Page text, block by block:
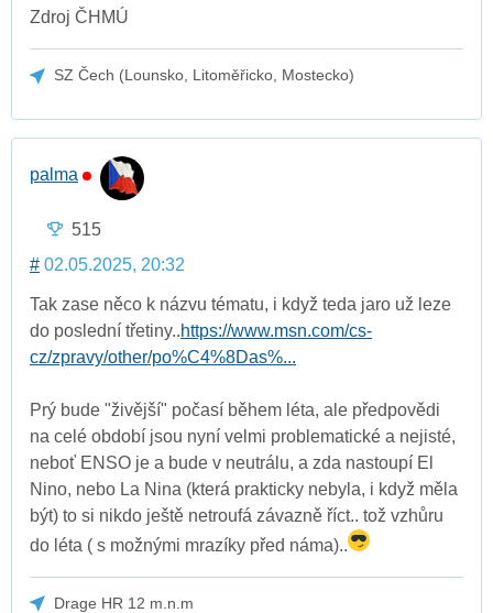
Zdroj ČHMÚ
SZ Čech (Lounsko, Litoměřicko, Mostecko)
palma
515
# 02.05.2025, 20:32
Tak zase něco k názvu tématu, i když teda jaro už leze
do poslední třetiny..https://www.msn.com/cs-
cz/zpravy/other/po%C4%8Das%...
Prý bude "živější" počasí během léta, ale předpovědi
na celé období jsou nyní velmi problematické a nejisté,
neboť ENSO je a bude v neutrálu, a zda nastoupí El
Nino, nebo La Nina (která prakticky nebyla, i když měla
být) to si nikdo ještě netroufá závazně říct.. tož vzhůru
do léta ( s možnými mrazíky před náma)..
Drage HR 12 m.n.m